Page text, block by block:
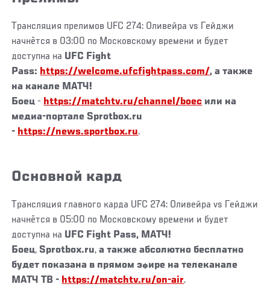
Трансляция прелимов UFC 274: Оливейра vs Гейджи
начнётся в 03:00 по Московскому времени и будет
доступна на UFC Fight
Pass: https://welcome.ufcfightpass.com/, а также
на канале МАТЧ!
Боец - https://matchtv.ru/channel/boec или на
медиа-портале Sprotbox.ru
- https://news.sportbox.ru.
Основной кард
Трансляция главного карда UFC 274: Оливейра vs Гейджи
начнётся в 05:00 по Московскому времени и будет
доступна на UFC Fight Pass, МАТЧ!
Боец, Sprotbox.ru,а также абсолютно бесплатно
будет показана в прямом эфире на телеканале
МАТЧ ТВ - https://matchtv.ru/on-air.